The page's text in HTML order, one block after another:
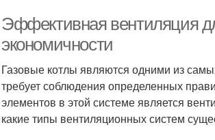
газового котла
Эффективная вентиляция
экономичности
Газовые котлы являются одними из
требует соблюдения определенных
элементов в этой системе является
какие типы вентиляционных систем